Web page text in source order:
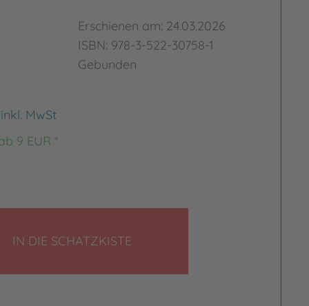
Erschienen am: 24.03.2026
ISBN: 978-3-522-30758-1
Gebunden
inkl. MwSt
9 EUR *
IN DIE SCHATZKISTE